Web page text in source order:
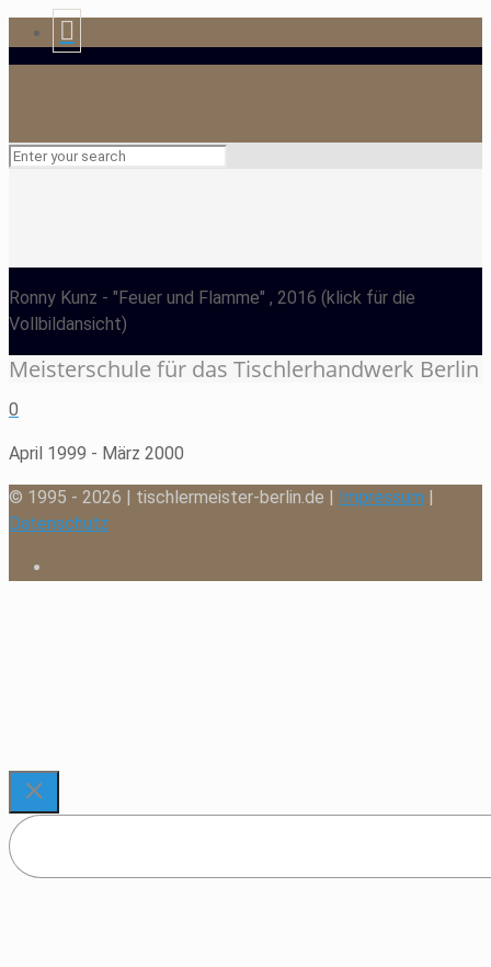
Ronny Kunz - "Feuer und Flamme" , 2016 (klick für die
Vollbildansicht)
Meisterschule für das Tischlerhandwerk Berlin
0
April 1999 - März 2000
© 1995 - 2026 | tischlermeister-berlin.de | Impressum
Datenschutz